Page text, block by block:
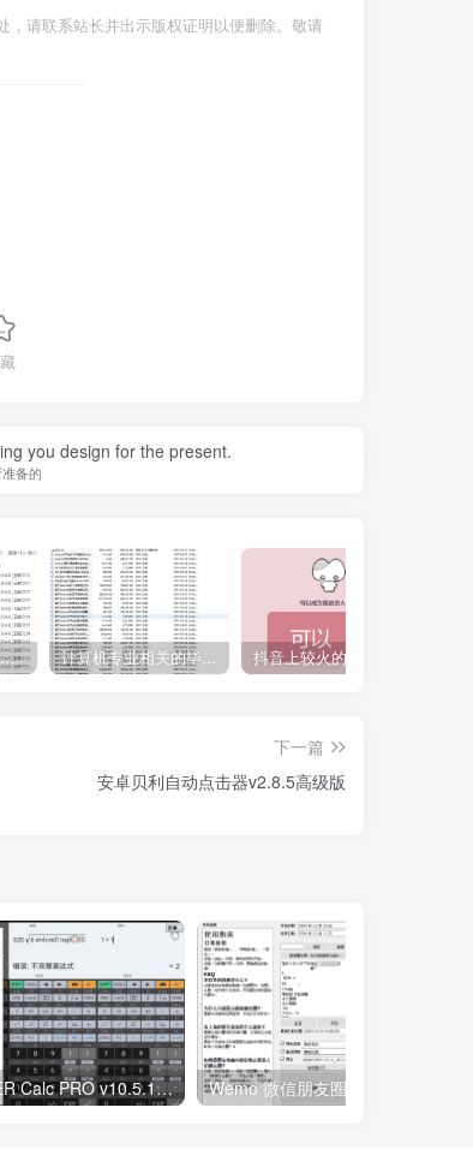
请联系站长并出示版权证明以便删除。敬请
you design for the present.
备的
161套javaWeb项目源码免费分享 计算机专业相关的毕业设计论文合集免费下载
下一篇
安卓贝利自动点击器v2.8.5高级版
安卓HiPER Calc PRO v10.5.1高级版